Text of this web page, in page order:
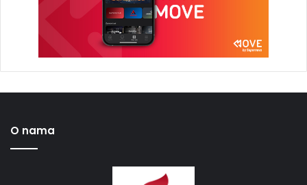
O nama